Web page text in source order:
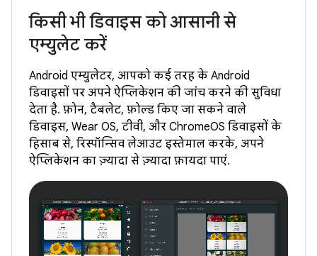
किसी भी डिवाइस को आसानी से
एम्युलेट करें
Android एम्युलेटर, आपको कई तरह के Android
डिवाइसों पर अपने ऐप्लिकेशन की जांच करने की सुविधा
देता है. फ़ोन, टैबलेट, फ़ोल्ड किए जा सकने वाले
डिवाइस, Wear OS, टीवी, और ChromeOS डिवाइसों के
हिसाब से, रिस्पॉन्सिव लेआउट इस्तेमाल करके, अपने
ऐप्लिकेशन का ज़्यादा से ज़्यादा फ़ायदा पाएं.